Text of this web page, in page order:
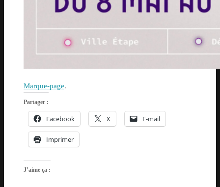
Marque-page.
Partager :
Facebook X E-mail
Imprimer
J’aime ça :